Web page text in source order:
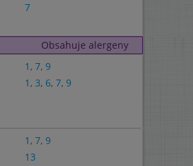
7
Obsahuje alergeny
1 , 7, 9
1 , 3, 6, 7, 9
1 , 7, 9
13